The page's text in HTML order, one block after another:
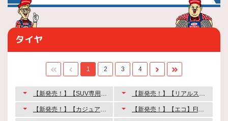
タイヤ
1 2 3 4
【新発売！】【SUV専用プレミアム】ALENZA LX200 【新発売！】【リアルスポーツ】 POTENZA RE-71RZ
【新発売！】【カジュアルスポーツ】 POTENZA Adrenalin RE005 【新発売！】【エコ】FINESSA HB01